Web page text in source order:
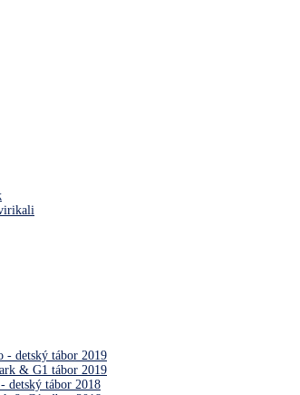
- detský tábor 2019
& G1 tábor 2019
detský tábor 2018